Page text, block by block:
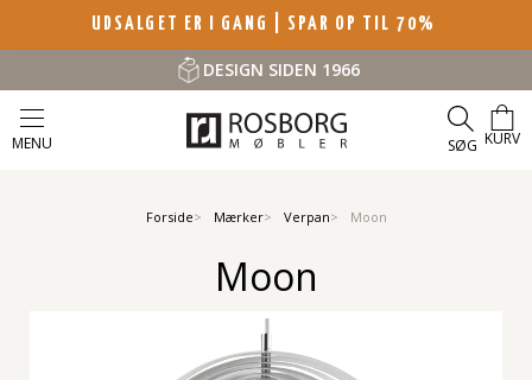
UDSALGET ER I GANG | SPAR OP TIL 70%
DESIGN SIDEN 1966
MENU SØG KURV
Forside Mærker Verpan Moon
Moon